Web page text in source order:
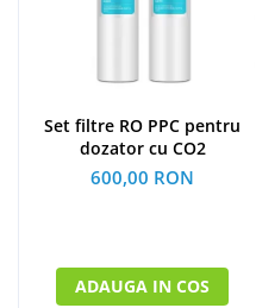
Set filtre RO PPC pentru
dozator cu CO2
600,00 RON
ADAUGA IN COS